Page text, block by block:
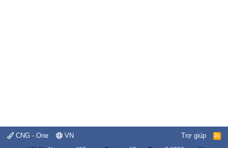
CNG - One VN Trợ giúp
R